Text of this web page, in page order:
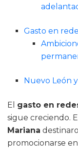
Gasto en
Nuevo León
El gasto en
sigue creciendo.
Mariana
promocionarse